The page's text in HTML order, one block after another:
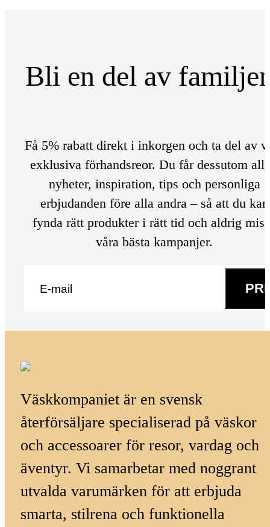
Bli en del av
Få 5% rabatt direkt i inkorgen och ta del av
exklusiva förhandsreor. Du får dessutom
nyheter, inspiration, tips och personliga
erbjudanden före alla andra – så att du kan
fynda rätt produkter i rätt tid och aldrig
våra bästa kampanjer.
Väskkompaniet är en svensk
återförsäljare specialiserad på väskor
och accessoarer för resor, vardag och
äventyr. Vi samarbetar med noggrant
utvalda varumärken för att erbjuda
smarta, stilrena och funktionella